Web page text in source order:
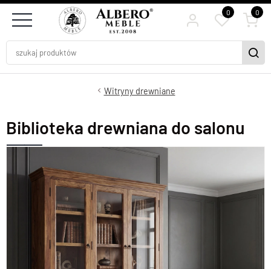
0 0
Witryny drewniane
Biblioteka drewniana do salonu